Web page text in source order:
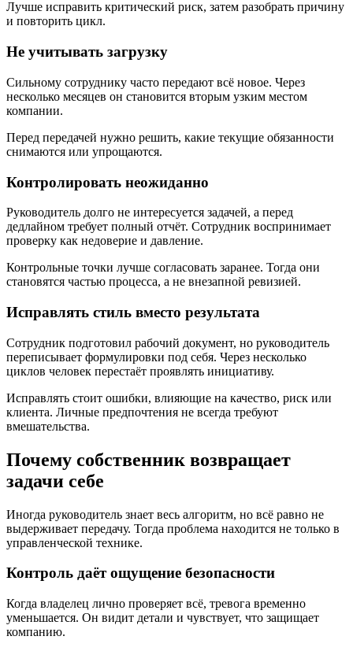
Лучше исправить критический риск, затем разобрать причину
и повторить цикл.
Не учитывать загрузку
Сильному сотруднику часто передают всё новое. Через
несколько месяцев он становится вторым узким местом
компании.
Перед передачей нужно решить, какие текущие обязанности
снимаются или упрощаются.
Контролировать неожиданно
Руководитель долго не интересуется задачей, а перед
дедлайном требует полный отчёт. Сотрудник воспринимает
проверку как недоверие и давление.
Контрольные точки лучше согласовать заранее. Тогда они
становятся частью процесса, а не внезапной ревизией.
Исправлять стиль вместо результата
Сотрудник подготовил рабочий документ, но руководитель
переписывает формулировки под себя. Через несколько
циклов человек перестаёт проявлять инициативу.
Исправлять стоит ошибки, влияющие на качество, риск или
клиента. Личные предпочтения не всегда требуют
вмешательства.
Почему собственник возвращает
задачи себе
Иногда руководитель знает весь алгоритм, но всё равно не
выдерживает передачу. Тогда проблема находится не только в
управленческой технике.
Контроль даёт ощущение безопасности
Когда владелец лично проверяет всё, тревога временно
уменьшается. Он видит детали и чувствует, что защищает
компанию.